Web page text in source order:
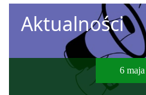
Aktualności
6